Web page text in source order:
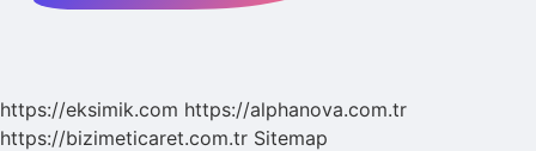
https://eksimik.com https://alphanova.com.tr
https://bizimeticaret.com.tr Sitemap